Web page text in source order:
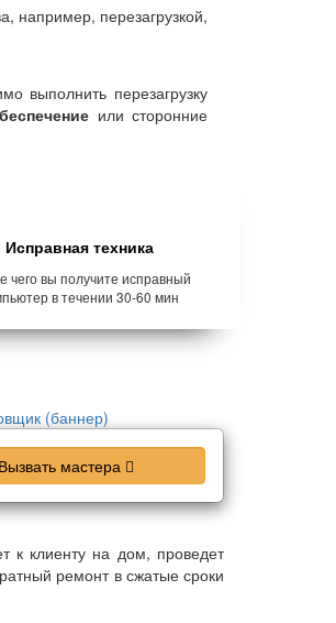
например, перезагрузкой,
выполнить перезагрузку
или сторонние
Исправная техника
чего вы получите исправный
в течении 30-60 мин
(баннер)
Вызвать мастера
к клиенту на дом, проведет
ремонт в сжатые сроки